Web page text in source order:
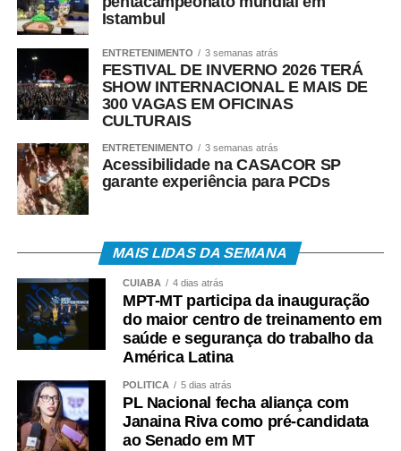
A realização do projeto em Sinop também reforça a
parceria entre a Prefeitura e o Senac-MT no
desenvolvimento de ações voltadas ao fortalecimento do
turismo. Por meio do programa Qualifica Turismo, o
município já ofertou diversos cursos nas áreas de
gastronomia, hospitalidade, atendimento ao visitante,
recreação, eventos, ecoturismo e marketing digital. Desde
o lançamento do programa, cerca de 300 pessoas já
foram qualificadas para atuar em diferentes segmentos da
WhatsApp
Facebook
Twitter
Messenger
LinkedIn
Share
Istambul
ENTRETENIMENTO 3 semanas atrás
FESTIVAL DE INVERNO 2026 TERÁ
SHOW INTERNACIONAL E MAIS DE
300 VAGAS EM OFICINAS
CULTURAIS
ENTRETENIMENTO 3 semanas atrás
Acessibilidade na CASACOR SP
garante experiência para PCDs
MAIS LIDAS DA SEMANA
CUIABÁ 4 dias atrás
MPT-MT participa da inauguração
do maior centro de treinamento em
saúde e segurança do trabalho da
América Latina
POLÍTICA 5 dias atrás
PL Nacional fecha aliança com
Janaina Riva como pré-candidata
ao Senado em MT